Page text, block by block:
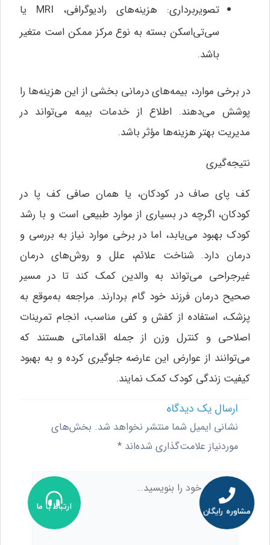
تصویربرداری: هزینه‌های رادیوگرافی، MRI یا
سی‌تی‌اسکن بسته به نوع مرکز ممکن است متغیر
باشد.
در برخی موارد، بیمه‌های درمانی بخشی از این هزینه‌ها را
پوشش می‌دهند. اطلاع از خدمات بیمه می‌تواند در
مدیریت بهتر هزینه‌ها مؤثر باشد.
نتیجه‌گیری
کف پای صاف در کودکان، یا همان صافی کف پا در
کودکان، اگرچه در بسیاری از موارد طبیعی است و با رشد
کودک بهبود می‌یابد، اما در برخی موارد نیاز به بررسی و
درمان دارد. شناخت علائم، علل و روش‌های درمان
غیرجراحی می‌تواند به والدین کمک کند تا در مسیر
صحیح درمان فرزند خود گام بردارند. مراجعه به‌موقع به
پزشک، استفاده از کفش و کفی مناسب، انجام تمرینات
اصلاحی و کنترل وزن از جمله اقداماتی هستند که
می‌توانند از عوارض این عارضه جلوگیری کرده و به بهبود
کیفیت زندگی کودک کمک نمایند.
ارسال یک دیدگاه
نشانی ایمیل شما منتشر نخواهد شد. بخش‌های
موردنیاز علامت‌گذاری شده‌اند *
دیدگاه
خود
را
بنویسید..
مشاوره رایگان ارتباط با ما